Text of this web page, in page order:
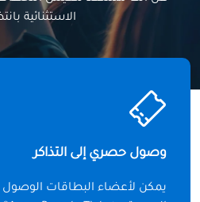
الاستثنائية
وصول حصري إلى التذاكر
يمكن لأعضاء البطاقات الوصول